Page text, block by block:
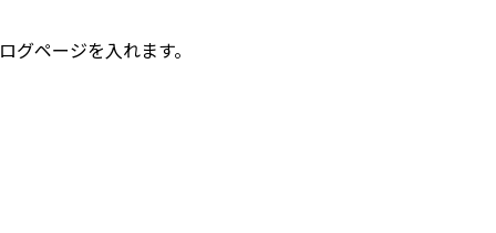
ページを入れます。